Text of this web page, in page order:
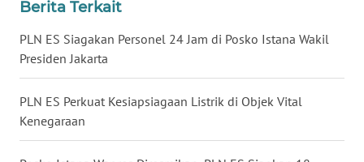
Berita Terkait
PLN ES Siagakan Personel 24 Jam di Posko Istana Wakil
Presiden Jakarta
PLN ES Perkuat Kesiapsiagaan Listrik di Objek Vital
Kenegaraan
NUSANTARA
WN
JOGJA
WN
JATIM